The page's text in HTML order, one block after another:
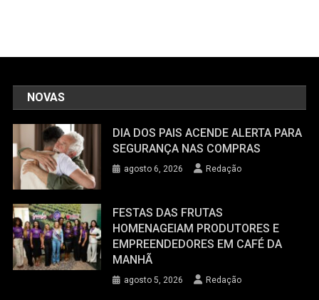
NOVAS
DIA DOS PAIS ACENDE ALERTA PARA
SEGURANÇA NAS COMPRAS
agosto 6, 2026 Redação
FESTAS DAS FRUTAS
HOMENAGEIAM PRODUTORES E
EMPREENDEDORES EM CAFÉ DA
MANHÃ
agosto 5, 2026 Redação